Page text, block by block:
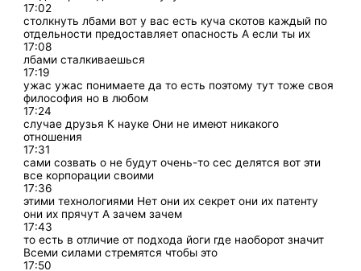
17:02
столкнуть лбами вот у вас есть куча скотов каждый по
отдельности предоставляет опасность А если ты их
17:08
лбами сталкиваешься
17:19
ужас ужас понимаете да то есть поэтому тут тоже своя
философия но в любом
17:24
случае друзья К науке Они не имеют никакого
отношения
17:31
сами созвать о не будут очень-то сес делятся вот эти
все корпорации своими
17:36
этими технологиями Нет они их секрет они их патенту
они их прячут А зачем зачем
17:43
то есть в отличие от подхода йоги где наоборот значит
Всеми силами стремятся чтобы это
17:50